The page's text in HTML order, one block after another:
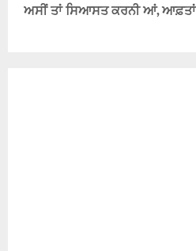
ਅਸੀਂ ਤਾਂ ਸਿਆਸਤ ਕਰਨੀ ਆਂ,